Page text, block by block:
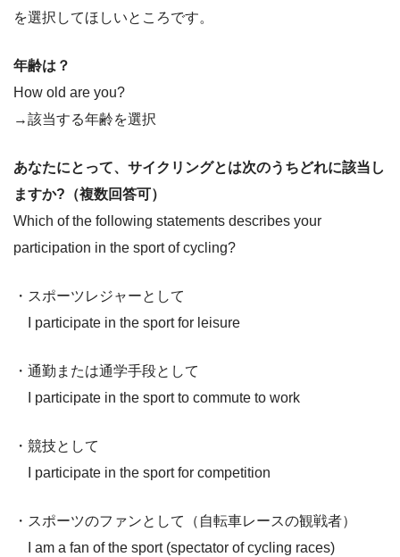
を選択してほしいところです。
年齢は？
How old are you?
→該当する年齢を選択
あなたにとって、サイクリングとは次のうちどれに該当し
ますか?（複数回答可）
Which of the following statements describes your
participation in the sport of cycling?
・スポーツレジャーとして
I participate in the sport for leisure
・通勤または通学手段として
I participate in the sport to commute to work
・競技として
I participate in the sport for competition
・スポーツのファンとして（自転車レースの観戦者）
I am a fan of the sport (spectator of cycling races)